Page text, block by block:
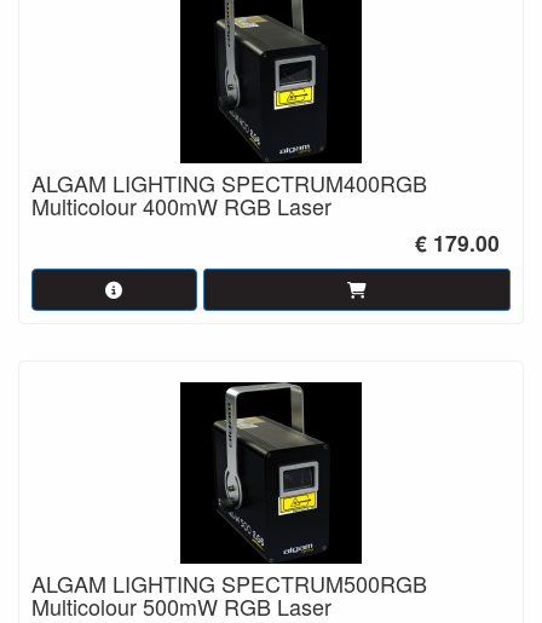
ALGAM LIGHTING SPECTRUM400RGB
Multicolour 400mW RGB Laser
€ 179.00
ALGAM LIGHTING SPECTRUM500RGB
Multicolour 500mW RGB Laser